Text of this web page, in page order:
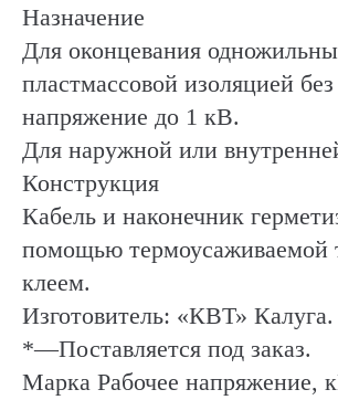
Назначение
Для оконцевания
пластмассовой изоляцией
напряжение до 1 кВ.
Для наружной или
Конструкция
Кабель и наконечник
помощью термоусаживаемой
клеем.
Изготовитель: «КВТ» Калуга.
*—Поставляется под заказ.
Марка Рабочее напряжение,